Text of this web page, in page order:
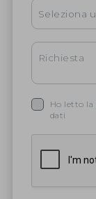
Ho letto la
dati